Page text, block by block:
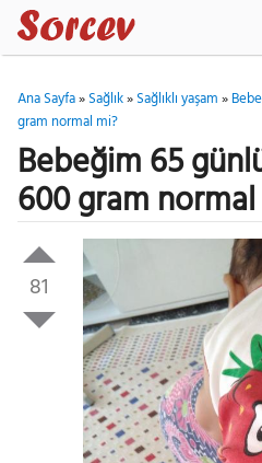
Ana Sayfa»Sağlık»Sağlıklı yaşam»
gram normal mi?
Bebeğim 65
600 gram
81